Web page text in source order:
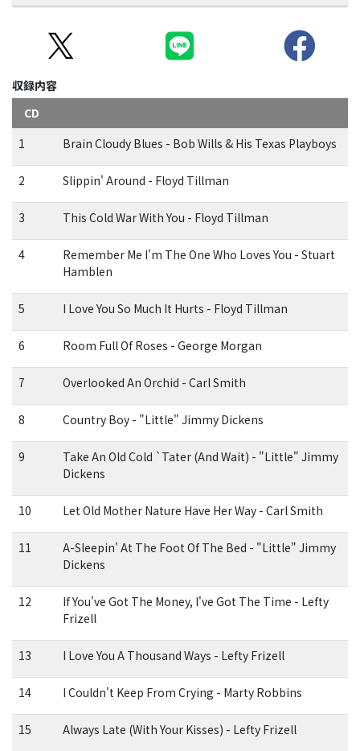
収録内容
CD
1
Brain Cloudy Blues - Bob Wills & His Texas Playboys
2 Slippin' Around - Floyd Tillman
3 This Cold War With You - Floyd Tillman
4
Remember Me I'm The One Who Loves You - Stuart
Hamblen
5 I Love You So Much It Hurts - Floyd Tillman
6 Room Full Of Roses - George Morgan
7 Overlooked An Orchid - Carl Smith
8 Country Boy - "Little" Jimmy Dickens
9
Take An Old Cold `Tater (And Wait) - "Little" Jimmy
Dickens
10 Let Old Mother Nature Have Her Way - Carl Smith
11
A-Sleepin' At The Foot Of The Bed - "Little" Jimmy
Dickens
12
If You've Got The Money, I've Got The Time - Lefty
Frizell
13 I Love You A Thousand Ways - Lefty Frizell
14 I Couldn't Keep From Crying - Marty Robbins
15 Always Late (With Your Kisses) - Lefty Frizell